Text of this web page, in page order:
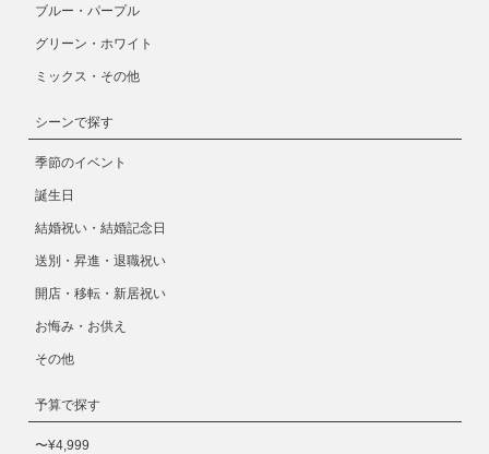
ブルー・パープル
グリーン・ホワイト
ミックス・その他
シーンで探す
季節のイベント
誕生日
結婚祝い・結婚記念日
送別・昇進・退職祝い
開店・移転・新居祝い
お悔み・お供え
その他
予算で探す
〜¥4,999